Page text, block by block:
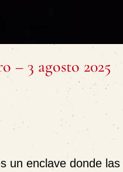
– 3 agosto 2025
un enclave donde